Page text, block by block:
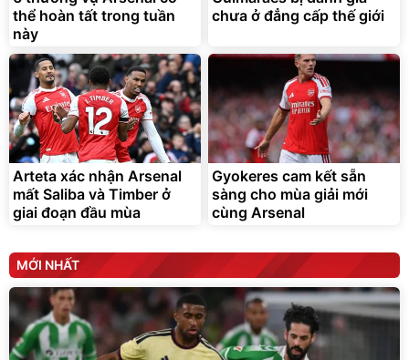
thể hoàn tất trong tuần
này
chưa ở đẳng cấp thế giới
Arteta xác nhận Arsenal
mất Saliba và Timber ở
giai đoạn đầu mùa
Gyokeres cam kết sẵn
sàng cho mùa giải mới
cùng Arsenal
MỚI NHẤT